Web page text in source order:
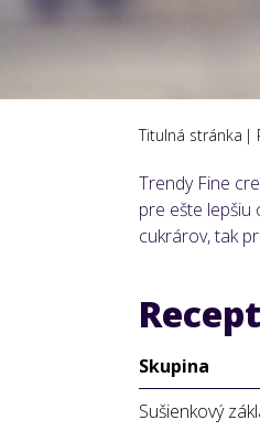
Titulná stránka
Trendy Fine
pre ešte
cukrárov, tak
Skupina
Sušienkový